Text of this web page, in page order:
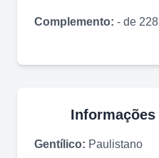
Complemento: - de
Informações
Gentílico: Paulistano